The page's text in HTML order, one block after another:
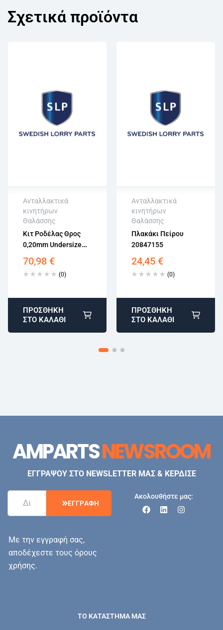
Σχετικά προϊόντα
Ανταλλακτικά
κινητήρων
Θαλάσσης
Κιτ Ροδέλας Θρος
0,20mm Undersize
70,98 €
(0)
Άμεση αποστολή
15 εργάσιμων
Αγορά χωρίς
εγγραφή
ΠΡΟΣΘΉΚΗ
ΣΤΟ ΚΑΛΆΘΙ
Ανταλλακτικά
κινητήρων
Θαλάσσης
Πλακάκι Πείρου
20847155
24,45 €
(0)
Άμεση αποστολή
15 εργάσιμων
Αγορά χωρίς
εγγραφή
ΠΡΟΣΘΉΚΗ
ΣΤΟ ΚΑΛΆΘΙ
AMPARTSNEWSROOM
ΕΓΓΡΑΨΟΥ ΣΤΟ NEWSLETTER ΜΑΣ & ΚΕΡΔΙΣΕ
ΕΓΓΡΑΦΗ
Με την εγγραφή σας,
αποδέχεστε τους όρους
χρήσης.
Ακολουθήστε μας:
ΤΟ ΚΑΤΑΣΤΗΜΑ ΜΑΣ